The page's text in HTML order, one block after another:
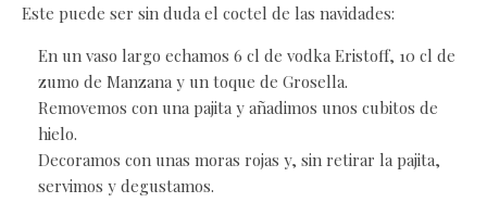
Este puede ser sin duda el coctel de las navidades:
En un vaso largo echamos 6 cl de vodka Eristoff, 10 cl de
zumo de Manzana y un toque de Grosella.
Removemos con una pajita y añadimos unos cubitos de
hielo.
Decoramos con unas moras rojas y, sin retirar la pajita,
servimos y degustamos.